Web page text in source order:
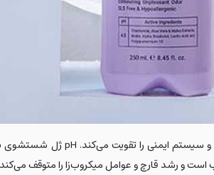
و رشد قارچ و عوامل میکروب‌زا را متوقف